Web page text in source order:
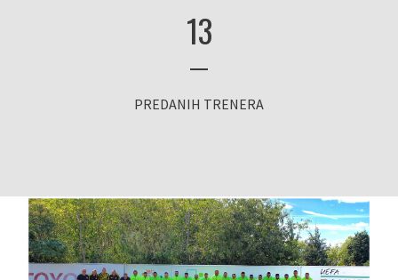
13
PREDANIH TRENERA